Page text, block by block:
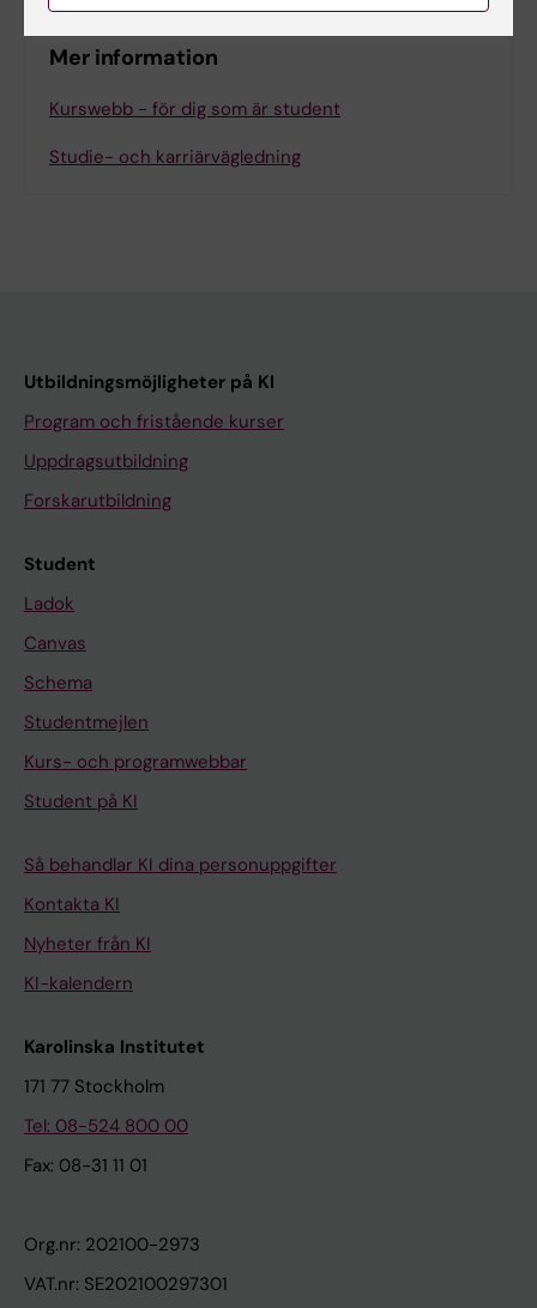
Mer information
Kurswebb - för dig som är student
Studie- och karriärvägledning
Utbildningsmöjligheter på KI
Program och fristående kurser
Uppdragsutbildning
Forskarutbildning
Student
Ladok
Canvas
Schema
Studentmejlen
Kurs- och programwebbar
Student på KI
Så behandlar KI dina personuppgifter
Kontakta KI
Nyheter från KI
KI-kalendern
Karolinska Institutet
171 77 Stockholm
Tel: 08-524 800 00
Fax: 08-31 11 01
Org.nr: 202100-2973
VAT.nr: SE202100297301